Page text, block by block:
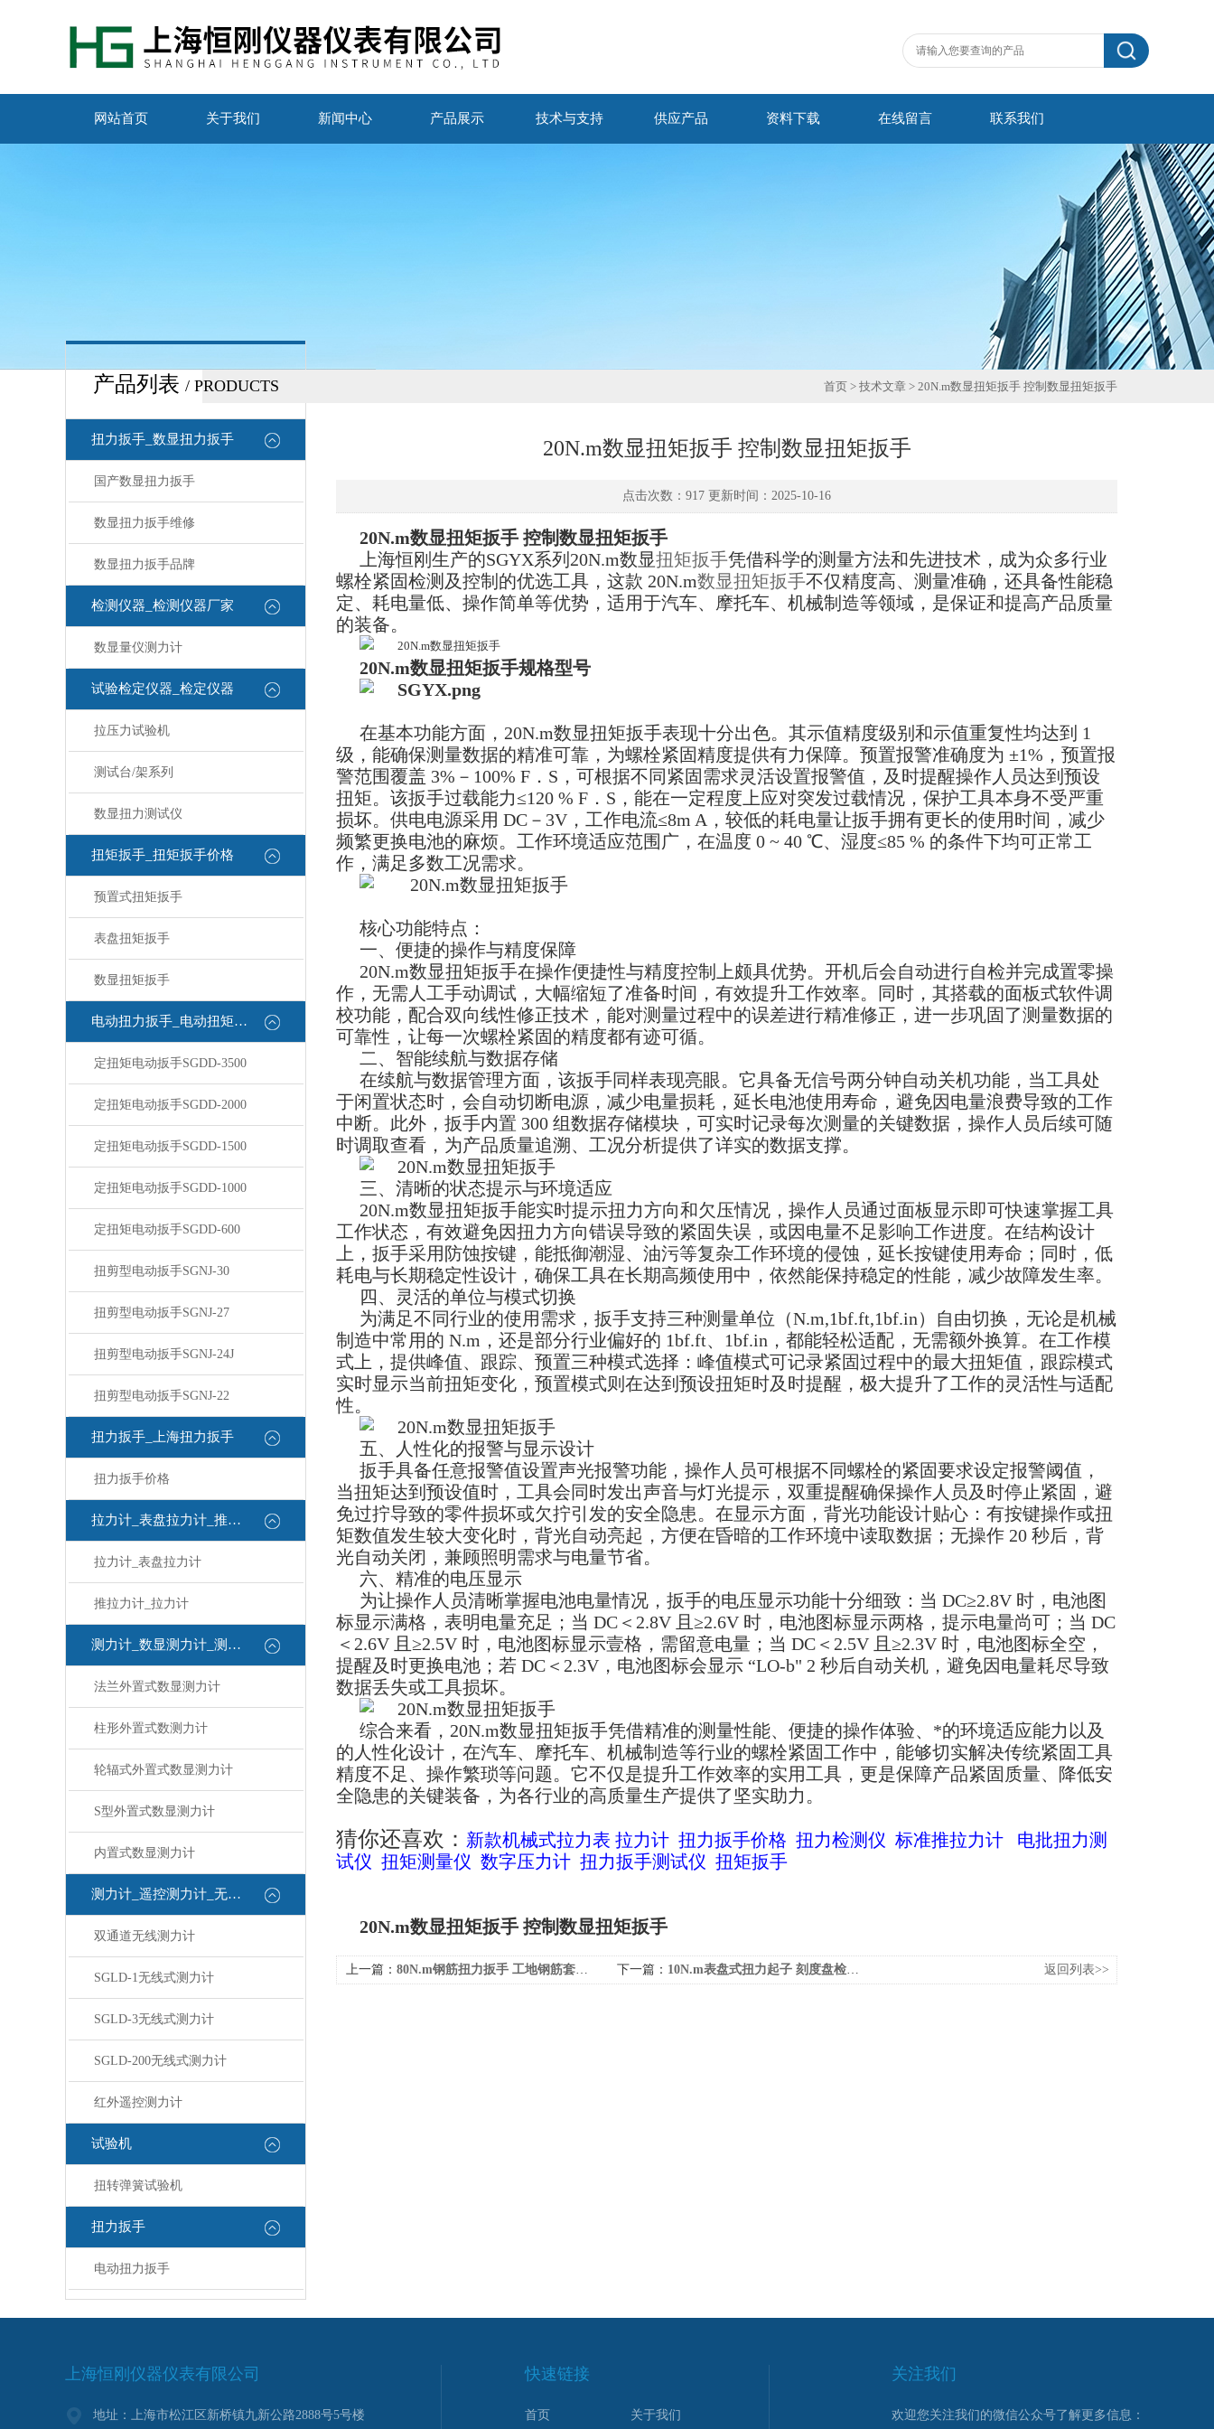
网站首页 关于我们 新闻中心 产品展示 技术与支持 供应产品 资料下载 在线留言 联系我们
产品列表 / PRODUCTS
扭力扳手_数显扭力扳手
国产数显扭力扳手
数显扭力扳手维修
数显扭力扳手品牌
检测仪器_检测仪器厂家
数显量仪测力计
试验检定仪器_检定仪器
拉压力试验机
测试台/架系列
数显扭力测试仪
扭矩扳手_扭矩扳手价格
预置式扭矩扳手
表盘扭矩扳手
数显扭矩扳手
电动扭力扳手_电动扭矩扳手
定扭矩电动扳手SGDD-3500
定扭矩电动扳手SGDD-2000
定扭矩电动扳手SGDD-1500
定扭矩电动扳手SGDD-1000
定扭矩电动扳手SGDD-600
扭剪型电动扳手SGNJ-30
扭剪型电动扳手SGNJ-27
扭剪型电动扳手SGNJ-24J
扭剪型电动扳手SGNJ-22
扭力扳手_上海扭力扳手
扭力扳手价格
拉力计_表盘拉力计_推拉力计
拉力计_表盘拉力计
推拉力计_拉力计
测力计_数显测力计_测力计
法兰外置式数显测力计
柱形外置式数测力计
轮辐式外置式数显测力计
S型外置式数显测力计
内置式数显测力计
测力计_遥控测力计_无线测力计
双通道无线测力计
SGLD-1无线式测力计
SGLD-3无线式测力计
SGLD-200无线式测力计
红外遥控测力计
试验机
扭转弹簧试验机
扭力扳手
电动扭力扳手
首页 > 技术文章 > 20N.m数显扭矩扳手 控制数显扭矩扳手
20N.m数显扭矩扳手 控制数显扭矩扳手
点击次数：917 更新时间：2025-10-16
20N.m数显扭矩扳手 控制数显扭矩扳手
上海恒刚生产的SGYX系列20N.m数显扭矩扳手凭借科学的测量方法和先进技术，成为众多行业
螺栓紧固检测及控制的优选工具，这款 20N.m数显扭矩扳手不仅精度高、测量准确，还具备性能稳
定、耗电量低、操作简单等优势，适用于汽车、摩托车、机械制造等领域，是保证和提高产品质量
的装备。
20N.m数显扭矩扳手规格型号
在基本功能方面，20N.m数显扭矩扳手表现十分出色。其示值精度级别和示值重复性均达到 1
级，能确保测量数据的精准可靠，为螺栓紧固精度提供有力保障。预置报警准确度为 ±1%，预置报
警范围覆盖 3%－100% F．S，可根据不同紧固需求灵活设置报警值，及时提醒操作人员达到预设
扭矩。该扳手过载能力≤120 % F．S，能在一定程度上应对突发过载情况，保护工具本身不受严重
损坏。供电电源采用 DC－3V，工作电流≤8m A，较低的耗电量让扳手拥有更长的使用时间，减少
频繁更换电池的麻烦。工作环境适应范围广，在温度 0 ~ 40 ℃、湿度≤85 % 的条件下均可正常工
作，满足多数工况需求。
核心功能特点：
一、便捷的操作与精度保障
20N.m数显扭矩扳手在操作便捷性与精度控制上颇具优势。开机后会自动进行自检并完成置零操
作，无需人工手动调试，大幅缩短了准备时间，有效提升工作效率。同时，其搭载的面板式软件调
校功能，配合双向线性修正技术，能对测量过程中的误差进行精准修正，进一步巩固了测量数据的
可靠性，让每一次螺栓紧固的精度都有迹可循。
二、智能续航与数据存储
在续航与数据管理方面，该扳手同样表现亮眼。它具备无信号两分钟自动关机功能，当工具处
于闲置状态时，会自动切断电源，减少电量损耗，延长电池使用寿命，避免因电量浪费导致的工作
中断。此外，扳手内置 300 组数据存储模块，可实时记录每次测量的关键数据，操作人员后续可随
时调取查看，为产品质量追溯、工况分析提供了详实的数据支撑。
三、清晰的状态提示与环境适应
20N.m数显扭矩扳手能实时提示扭力方向和欠压情况，操作人员通过面板显示即可快速掌握工具
工作状态，有效避免因扭力方向错误导致的紧固失误，或因电量不足影响工作进度。在结构设计
上，扳手采用防蚀按键，能抵御潮湿、油污等复杂工作环境的侵蚀，延长按键使用寿命；同时，低
耗电与长期稳定性设计，确保工具在长期高频使用中，依然能保持稳定的性能，减少故障发生率。
四、灵活的单位与模式切换
为满足不同行业的使用需求，扳手支持三种测量单位（N.m,1bf.ft,1bf.in）自由切换，无论是机械
制造中常用的 N.m，还是部分行业偏好的 1bf.ft、1bf.in，都能轻松适配，无需额外换算。在工作模
式上，提供峰值、跟踪、预置三种模式选择：峰值模式可记录紧固过程中的最大扭矩值，跟踪模式
实时显示当前扭矩变化，预置模式则在达到预设扭矩时及时提醒，极大提升了工作的灵活性与适配
性。
五、人性化的报警与显示设计
扳手具备任意报警值设置声光报警功能，操作人员可根据不同螺栓的紧固要求设定报警阈值，
当扭矩达到预设值时，工具会同时发出声音与灯光提示，双重提醒确保操作人员及时停止紧固，避
免过拧导致的零件损坏或欠拧引发的安全隐患。在显示方面，背光功能设计贴心：有按键操作或扭
矩数值发生较大变化时，背光自动亮起，方便在昏暗的工作环境中读取数据；无操作 20 秒后，背
光自动关闭，兼顾照明需求与电量节省。
六、精准的电压显示
为让操作人员清晰掌握电池电量情况，扳手的电压显示功能十分细致：当 DC≥2.8V 时，电池图
标显示满格，表明电量充足；当 DC＜2.8V 且≥2.6V 时，电池图标显示两格，提示电量尚可；当 DC
＜2.6V 且≥2.5V 时，电池图标显示壹格，需留意电量；当 DC＜2.5V 且≥2.3V 时，电池图标全空，
提醒及时更换电池；若 DC＜2.3V，电池图标会显示 “LO-b" 2 秒后自动关机，避免因电量耗尽导致
数据丢失或工具损坏。
综合来看，20N.m数显扭矩扳手凭借精准的测量性能、便捷的操作体验、*的环境适应能力以及
的人性化设计，在汽车、摩托车、机械制造等行业的螺栓紧固工作中，能够切实解决传统紧固工具
精度不足、操作繁琐等问题。它不仅是提升工作效率的实用工具，更是保障产品紧固质量、降低安
全隐患的关键装备，为各行业的高质量生产提供了坚实助力。
猜你还喜欢： 新款机械式拉力表 拉力计 扭力扳手价格 扭力检测仪 标准推拉力计
电批扭力测
试仪 扭矩测量仪 数字压力计 扭力扳手测试仪 扭矩扳手
20N.m数显扭矩扳手 控制数显扭矩扳手
上一篇： 80N.m钢筋扭力扳手 工地钢筋套筒扭力扳手 下一篇： 10N.m表盘式扭力起子 刻度盘检查用扭矩起子 返回列表>>
上海恒刚仪器仪表有限公司
地址：上海市松江区新桥镇九新公路2888号5号楼
快速链接
首页 关于我们
关注我们
欢迎您关注我们的微信公众号了解更多信息：